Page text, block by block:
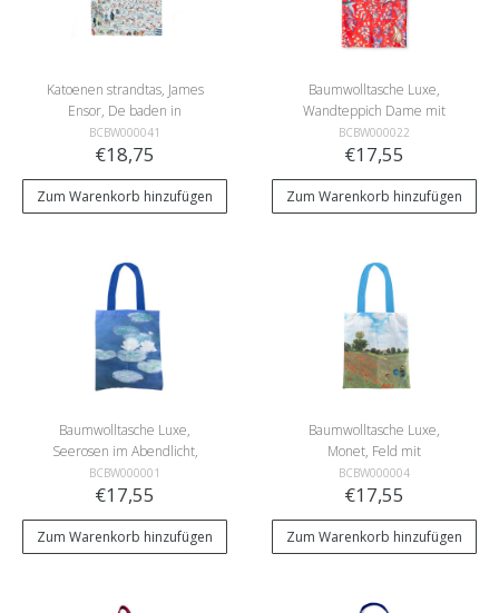
Katoenen strandtas, James
Ensor, De baden in
Oostende
BCBW000041
€18,75
Zum Warenkorb hinzufügen
Baumwolltasche Luxe,
Wandteppich Dame mit
dem Einhorn
BCBW000022
€17,55
Zum Warenkorb hinzufügen
Baumwolltasche Luxe,
Seerosen im Abendlicht,
Monet
BCBW000001
€17,55
Zum Warenkorb hinzufügen
Baumwolltasche Luxe,
Monet, Feld mit
Mohnblumen
BCBW000004
€17,55
Zum Warenkorb hinzufügen